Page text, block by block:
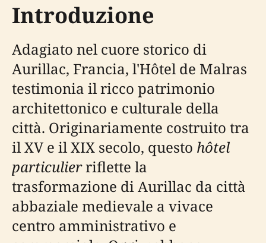
Introduzione
Adagiato nel cuore storico di
Aurillac, Francia, l'Hôtel de Malras
testimonia il ricco patrimonio
architettonico e culturale della
città. Originariamente costruito tra
il XV e il XIX secolo, questo hôtel
particulierriflette la
trasformazione di Aurillac da città
abbaziale medievale a vivace
centro amministrativo e